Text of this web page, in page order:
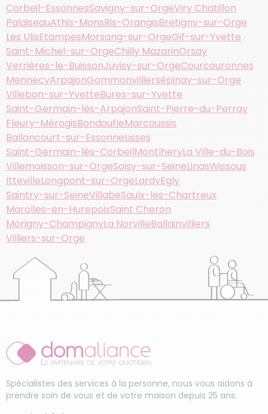
Corbeil-EssonnesSavigny-sur-OrgeViry Chatillon
PalaiseauAthis-MonsRis-OrangisBretigny-sur-Orge
Les UlisEtampesMorsang-sur-OrgeGif-sur-Yvette
Saint-Michel-sur-OrgeChilly MazarinOrsay
Verrières-le-BuissonJuvisy-sur-OrgeCourcouronnes
MennecyArpajonGommonvilliersépinay-sur-Orge
Villebon-sur-YvetteBures-sur-Yvette
Saint-Germain-lès-ArpajonSaint-Pierre-du-Perray
Fleury-MérogisBondoufleMarcoussis
Ballancourt-sur-EssonneLisses
Saint-Germain-lès-CorbeilMontlheryLa Ville-du-Bois
Villemoisson-sur-OrgeSoisy-sur-SeineLinasWissous
IttevilleLongpont-sur-OrgeLardyEgly
Saintry-sur-SeineVillabeSaulx-les-Chartreux
Marolles-en-HurepoixSaint Cheron
Morigny-ChampignyLa NorvilleBallainvilliers
Villiers-sur-Orge
Spécialistes des services à la personne, nous vous aidons à
prendre soin de vous et de votre maison depuis 25 ans.